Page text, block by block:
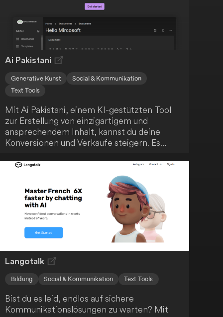
Ai Pakistani
Generative Kunst
Social & Kommunikation
Text Tools
Mit Ai Pakistani, einem KI-gestützten Tool
zur Erstellung von einzigartigem und
ansprechendem Inhalt, kannst du deine
Konversionen und Verkäufe steigern. Es
Vorlagen, die den Content-
Erstellungsprozess vereinfachen und
hochwertige Ergebnisse liefern. Nutze die
fortschrittliche KI-Technologie, um schnell
einzigartige Inhalte zu generieren, wähle aus
verschiedenen Vorlagen für unterschiedliche
Zwecke und profitiere von vereinfachten
Preismodellen.
Langotalk
Bildung Social & Kommunikation Text Tools
Bist du es leid, endlos auf sichere
Kommunikationslösungen zu warten? Mit